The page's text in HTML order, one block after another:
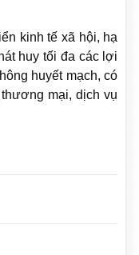
kinh tế xã hội, hạ
huy tối đa các lợi
huyết mạch, có
mại, dịch vụ